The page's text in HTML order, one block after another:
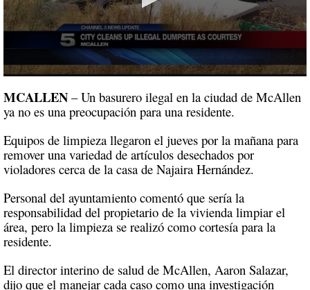
seconds
of
1
18
seconds
MCALLEN – Un basurero ilegal en la ciudad de McAllen
ya no es una preocupación para una residente.
Equipos de limpieza llegaron el jueves por la mañana para
remover una variedad de artículos desechados por
violadores cerca de la casa de Najaira Hernández.
Personal del ayuntamiento comentó que sería la
responsabilidad del propietario de la vivienda limpiar el
área, pero la limpieza se realizó como cortesía para la
residente.
El director interino de salud de McAllen, Aaron Salazar,
dijo que el manejar cada caso como una investigación